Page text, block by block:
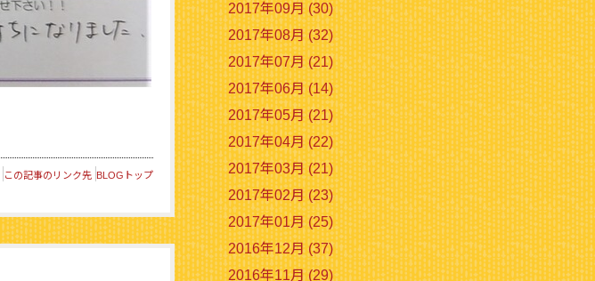
この記事のリンク先 BLOGトップ
2017年09月 (30)
2017年08月 (32)
2017年07月 (21)
2017年06月 (14)
2017年05月 (21)
2017年04月 (22)
2017年03月 (21)
2017年02月 (23)
2017年01月 (25)
2016年12月 (37)
2016年11月 (29)